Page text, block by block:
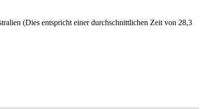
(Dies entspricht einer durchschnittlichen Zeit von 28,3